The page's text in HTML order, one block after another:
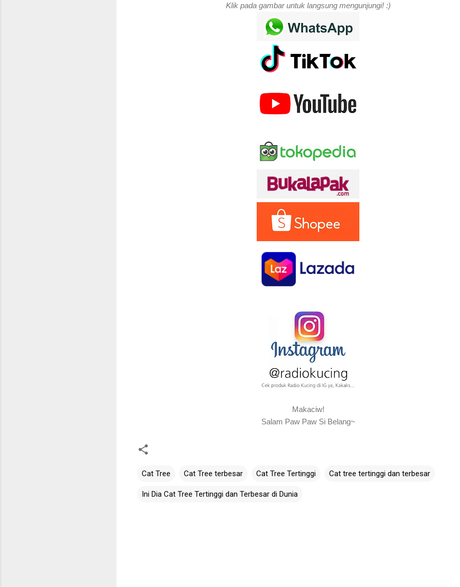
Klik pada gambar untuk langsung mengunjungi! :)
Makaciw!
Salam Paw Paw Si Belang~
Cat Tree Cat Tree terbesar Cat Tree Tertinggi Cat tree tertinggi dan terbesar
Ini Dia Cat Tree Tertinggi dan Terbesar di Dunia